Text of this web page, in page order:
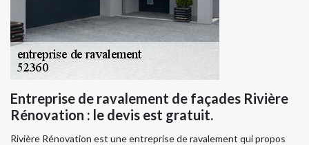
Entreprise de ravalement de façades Rivière
Rénovation : le devis est gratuit.
Rivière Rénovation est une entreprise de ravalement qui propos